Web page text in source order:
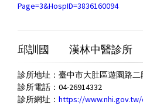
Page=3&HospID=3836160094
邱訓國 漢林中醫診所
診所地址：臺中市大肚區遊園路二
診所電話：04-26914332
診所網址： https://www.nhi.gov.tw/